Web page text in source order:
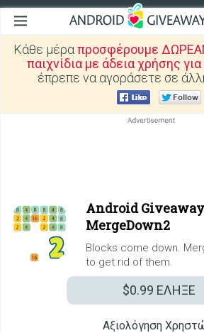
Κάθε μέραπροσφέρουμε
παιχνίδια με άδεια χρήσης
έπρεπε να αγοράσετε σε
Android
MergeDown2
Blocks come down.
to get rid of them.
$0.99 ΕΛΗΞΕ
Αξιολόγηση